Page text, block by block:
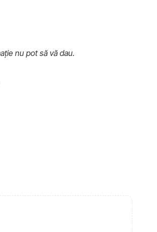
nu pot să vă dau.